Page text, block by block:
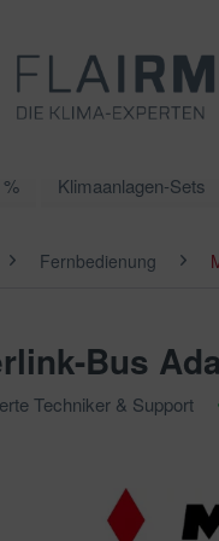
Klimaanlagen-Sets
Fernbedienung
Bus
Techniker & Support